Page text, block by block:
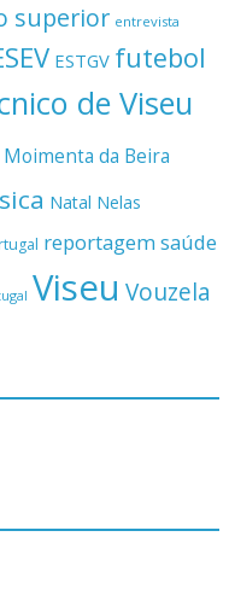
superior entrevista
ESTGV futebol
de Viseu
Moimenta da Beira
Natal Nelas
reportagemsaúde
Viseu Vouzela